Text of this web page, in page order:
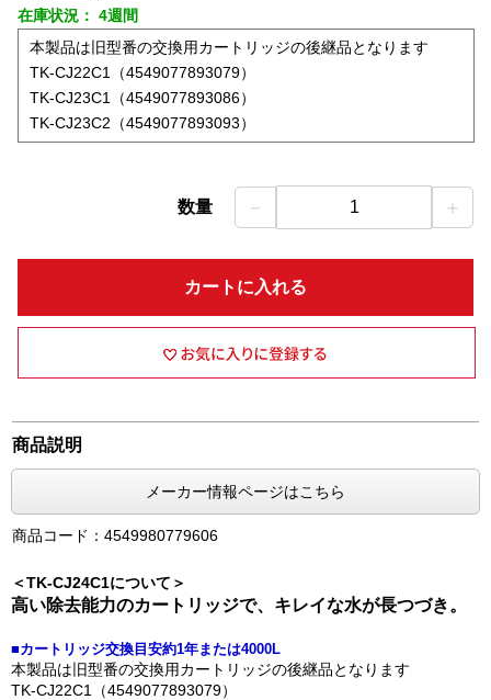
在庫状況： 4週間
本製品は旧型番の交換用カートリッジの後継品となります
TK-CJ22C1（4549077893079）
TK-CJ23C1（4549077893086）
TK-CJ23C2（4549077893093）
数量 － 1 ＋
カートに入れる
商品説明
メーカー情報ページはこちら
商品コード：4549980779606
＜TK-CJ24C1について＞
高い除去能力のカートリッジで、キレイな水が長つづき。
■カートリッジ交換目安約1年または4000L
本製品は旧型番の交換用カートリッジの後継品となります
TK-CJ22C1（4549077893079）